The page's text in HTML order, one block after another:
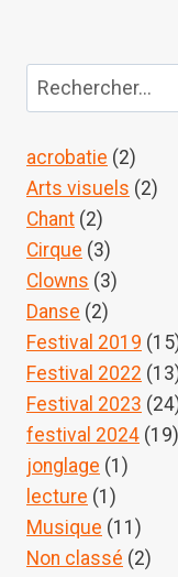
Rechercher :
acrobatie (2)
Arts visuels (2)
Chant (2)
Cirque (3)
Clowns (3)
Danse (2)
Festival 2019
Festival 2022
Festival 2023
festival 2024 (19)
jonglage (1)
lecture (1)
Musique (11)
Non classé (2)